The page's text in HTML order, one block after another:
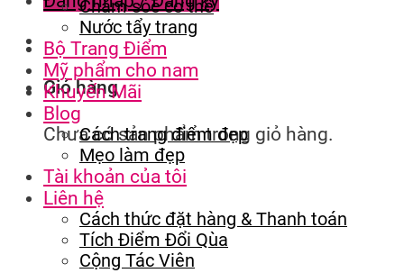
Giỏ hàng
Chưa có sản phẩm trong giỏ hàng.
Chăm sóc cơ thể
Nước tẩy trang
Bộ Trang Điểm
Mỹ phẩm cho nam
Khuyến Mãi
Blog
Cách trang điểm đẹp
Mẹo làm đẹp
Tài khoản của tôi
Liên hệ
Cách thức đặt hàng & Thanh toán
Tích Điểm Đổi Qùa
Cộng Tác Viên